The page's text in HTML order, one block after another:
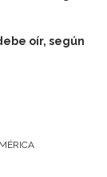
oír, según